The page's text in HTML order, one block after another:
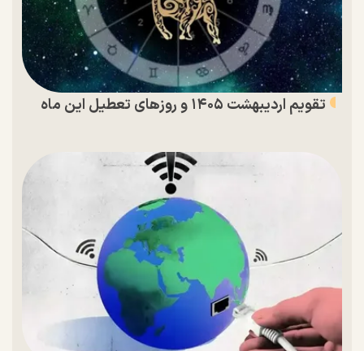
تقویم اردیبهشت ۱۴۰۵ و روز‌های تعطیل این ماه